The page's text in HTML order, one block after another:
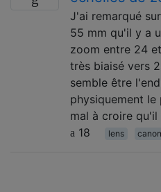
J'ai remarqué
55 mm qu'il y a
zoom entre 24
très biaisé vers
semble être
physiquement
mal à croire
18
lens canon